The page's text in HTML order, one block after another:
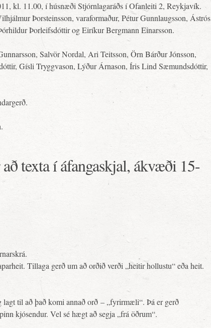
kl. 11.00, í húsnæði Stjórnlagaráðs í Ofanleiti 2, Reykjavík.
Þorsteinsson, varaformaður, Pétur Gunnlaugsson, Ástrós
Þorleifsdóttir og Eiríkur Bergmann Einarsson.
Salvör Nordal, Ari Teitsson, Örn Bárður Jónsson,
Gísli Tryggvason, Lýður Árnason, Íris Lind Sæmundsdóttir,
texta í áfangaskjal, ákvæði 15-
Tillaga gerð um að orðið verði „heitir hollustu“ eða heit.
til að það komi annað orð – „fyrirmæli“. Þá er gerð
kjósendur. Vel sé hægt að segja „frá öðrum“.